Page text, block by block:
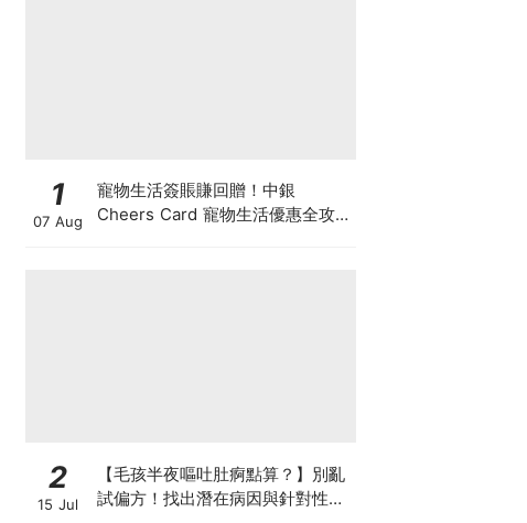
1
07 Aug
寵物生活簽賬賺回贈！中銀
Cheers Card 寵物生活優惠全攻
2
15 Jul
【毛孩半夜嘔吐肚痾點算？】別亂
試偏方！找出潛在病因與針對性營